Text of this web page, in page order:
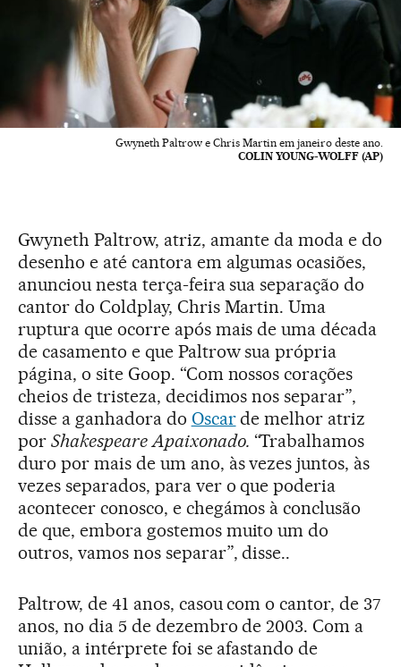
Gwyneth Paltrow e Chris Martin em janeiro deste ano.
COLIN YOUNG-WOLFF (AP)
Gwyneth Paltrow, atriz, amante da moda e do
desenho e até cantora em algumas ocasiões,
anunciou nesta terça-feira sua separação do
cantor do Coldplay, Chris Martin. Uma
ruptura que ocorre após mais de uma década
de casamento e que Paltrow sua própria
página, o site Goop. “Com nossos corações
cheios de tristeza, decidimos nos separar”,
disse a ganhadora do Oscarde melhor atriz
por Shakespeare Apaixonado. “Trabalhamos
duro por mais de um ano, às vezes juntos, às
vezes separados, para ver o que poderia
acontecer conosco, e chegámos à conclusão
de que, embora gostemos muito um do
outros, vamos nos separar”, disse..
Paltrow, de 41 anos, casou com o cantor, de 37
anos, no dia 5 de dezembro de 2003. Com a
união, a intérprete foi se afastando de